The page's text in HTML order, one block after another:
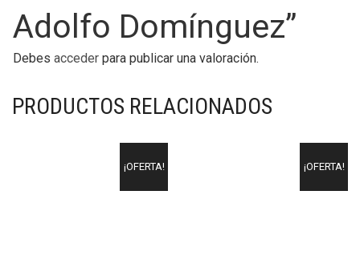
Adolfo Domínguez”
Debes acceder para publicar una valoración.
PRODUCTOS RELACIONADOS
¡OFERTA! ¡OFERTA!